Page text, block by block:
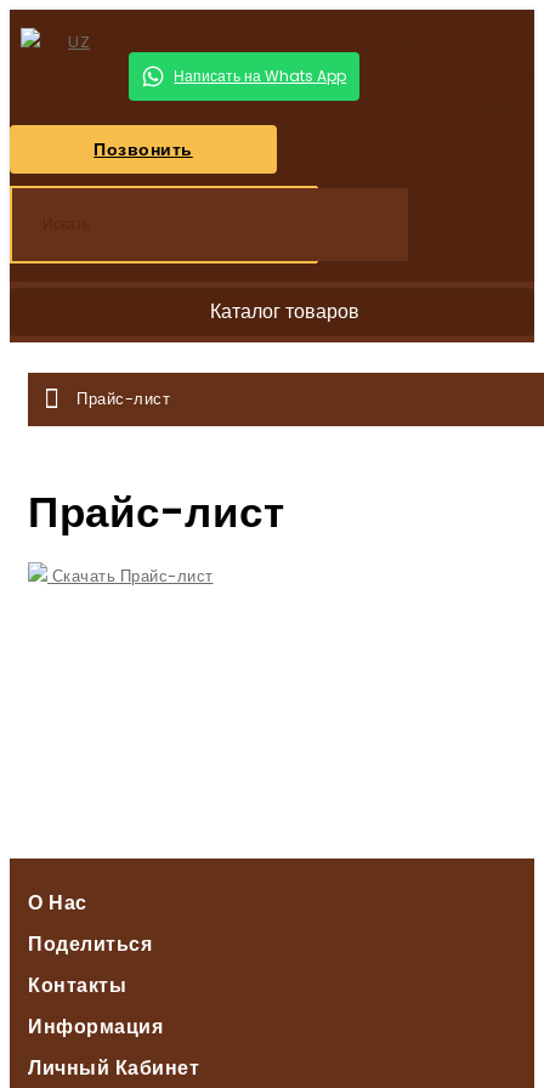
Написать на Whats App
Позвонить
Каталог товаров
Прайс-лист
Прайс-лист
Скачать Прайс-лист
О Нас
Поделиться
Контакты
Информация
Личный Кабинет